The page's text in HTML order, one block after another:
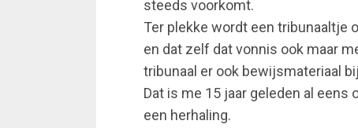
steeds voorkomt.
Ter plekke wordt een tribunaaltje
en dat zelf dat vonnis ook maar
tribunaal er ook bewijsmateriaal
Dat is me 15 jaar geleden al
een herhaling.